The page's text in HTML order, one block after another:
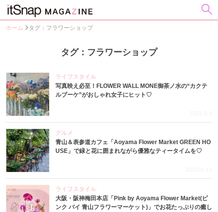
ホーム タグ：フラワーショップ
タグ：フラワーショップ
ライフスタイル
写真映え必至！FLOWER WALL MONE御茶ノ水の“カクテ
ルブーケ”がおしゃれ女子にヒット♡
グルメ
青山＆表参道カフェ「Aoyama Flower Market GREEN HO
USE」で緑と花に囲まれながら優雅なティータイムを♡
2023.6.14
ライフスタイル
大阪・阪神梅田本店「Pink by Aoyama Flower Market(ピ
ンク バイ 青山フラワーマーケット)」でお花たっぷりの癒し